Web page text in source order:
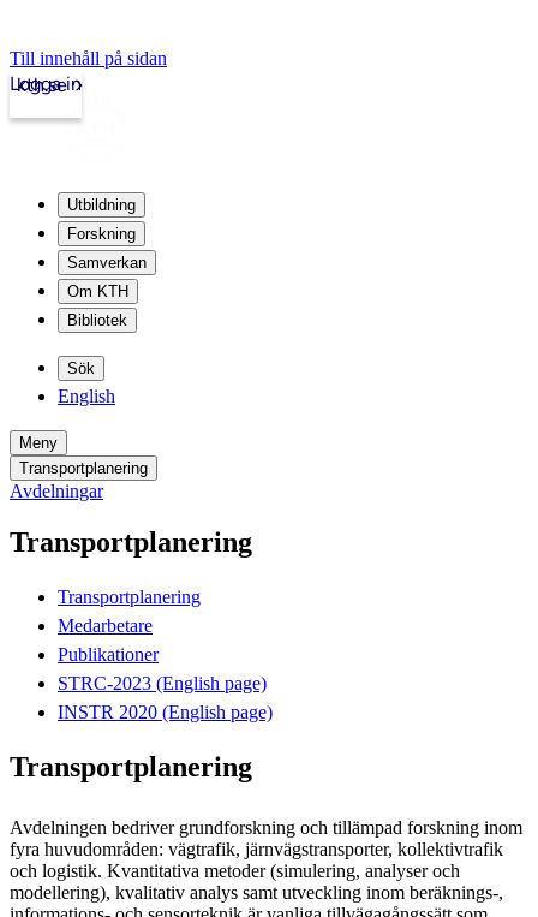
Till innehåll på sidan
kth.se
Logga in
Utbildning
Forskning
Samverkan
Om KTH
Bibliotek
Sök
English
Meny
Transportplanering
Avdelningar
Transportplanering
Transportplanering
Medarbetare
Publikationer
STRC-2023 (English page)
INSTR 2020 (English page)
Transportplanering
Avdelningen bedriver grundforskning och tillämpad forskning inom
fyra huvudområden: vägtrafik, järnvägstransporter, kollektivtrafik
och logistik. Kvantitativa metoder (simulering, analyser och
modellering), kvalitativ analys samt utveckling inom beräknings-,